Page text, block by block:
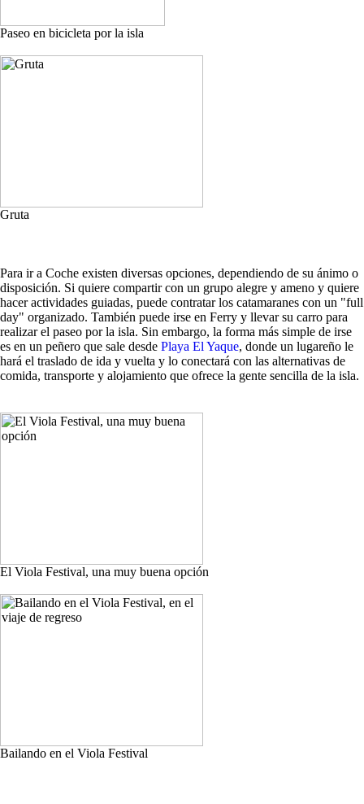
Paseo en bicicleta por la isla
Gruta
Para ir a Coche existen diversas opciones, dependiendo de su ánimo o
disposición. Si quiere compartir con un grupo alegre y ameno y quiere
hacer actividades guiadas, puede contratar los catamaranes con un "full
day" organizado. También puede irse en Ferry y llevar su carro para
realizar el paseo por la isla. Sin embargo, la forma más simple de irse
es en un peñero que sale desde Playa El Yaque, donde un lugareño le
hará el traslado de ida y vuelta y lo conectará con las alternativas de
comida, transporte y alojamiento que ofrece la gente sencilla de la isla.
El Viola Festival, una muy buena opción
Bailando en el Viola Festival